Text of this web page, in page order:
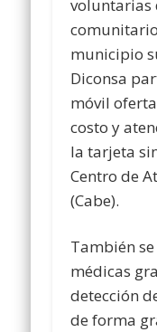
voluntarias
municipio
Diconsa
móvil
costo y
la tarjeta
Centro de
(Cabe).
También
médicas
detección
de forma